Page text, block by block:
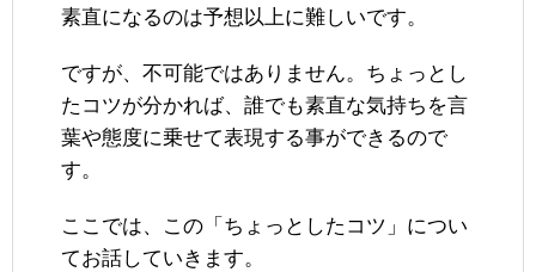
素直になるのは予想以上に難しいです。
ですが、不可能ではありません。ちょっとし
たコツが分かれば、誰でも素直な気持ちを言
葉や態度に乗せて表現する事ができるので
す。
ここでは、この「ちょっとしたコツ」につい
てお話していきます。